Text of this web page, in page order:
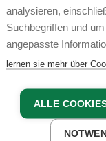
mit
sind
analysieren,
Suchbegriffen und
angepasste
lernen sie mehr über
ALLE